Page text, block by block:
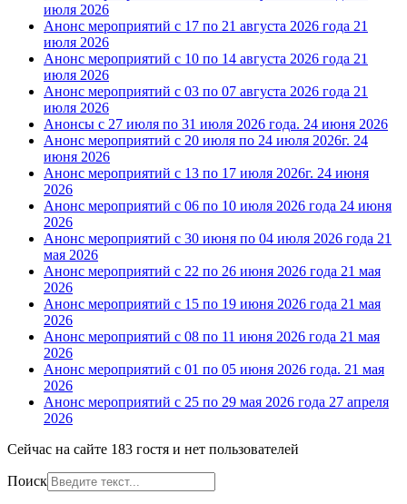
июля 2026
Анонс мероприятий с 17 по 21 августа 2026 года 21
июля 2026
Анонс мероприятий с 10 по 14 августа 2026 года 21
июля 2026
Анонс мероприятий с 03 по 07 августа 2026 года 21
июля 2026
Анонсы с 27 июля по 31 июля 2026 года. 24 июня 2026
Анонс мероприятий с 20 июля по 24 июля 2026г. 24
июня 2026
Анонс мероприятий с 13 по 17 июля 2026г. 24 июня
2026
Анонс мероприятий с 06 по 10 июля 2026 года 24 июня
2026
Анонс мероприятий с 30 июня по 04 июля 2026 года 21
мая 2026
Анонс мероприятий с 22 по 26 июня 2026 года 21 мая
2026
Анонс мероприятий с 15 по 19 июня 2026 года 21 мая
2026
Анонс мероприятий с 08 по 11 июня 2026 года 21 мая
2026
Анонс мероприятий с 01 по 05 июня 2026 года. 21 мая
2026
Анонс мероприятий с 25 по 29 мая 2026 года 27 апреля
2026
Сейчас на сайте 183 гостя и нет пользователей
Поиск